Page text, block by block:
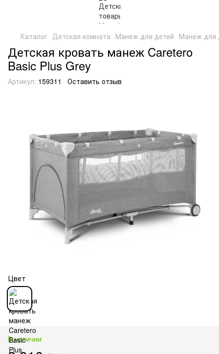
Каталог Детская комната Манеж для детей Манеж для
Детская кровать манеж Caretero
Basic Plus Grey
Артикул: 159311 Оставить отзыв
Цвет
В наличии